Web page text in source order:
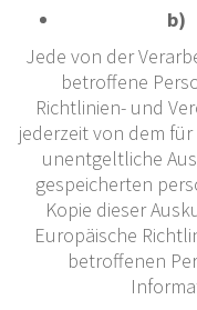
b)
Jede von der
betroffene
Richtlinien- und
jederzeit von dem
unentgeltliche
gespeicherten
Kopie dieser
Europäische
betroffenen